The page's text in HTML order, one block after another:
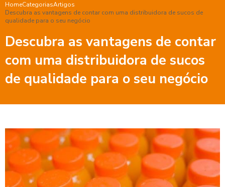
HomeCategoriasArtigos
Descubra as vantagens de contar com uma distribuidora de sucos de
qualidade para o seu negócio
Descubra as vantagens de contar
com uma distribuidora de sucos
de qualidade para o seu negócio